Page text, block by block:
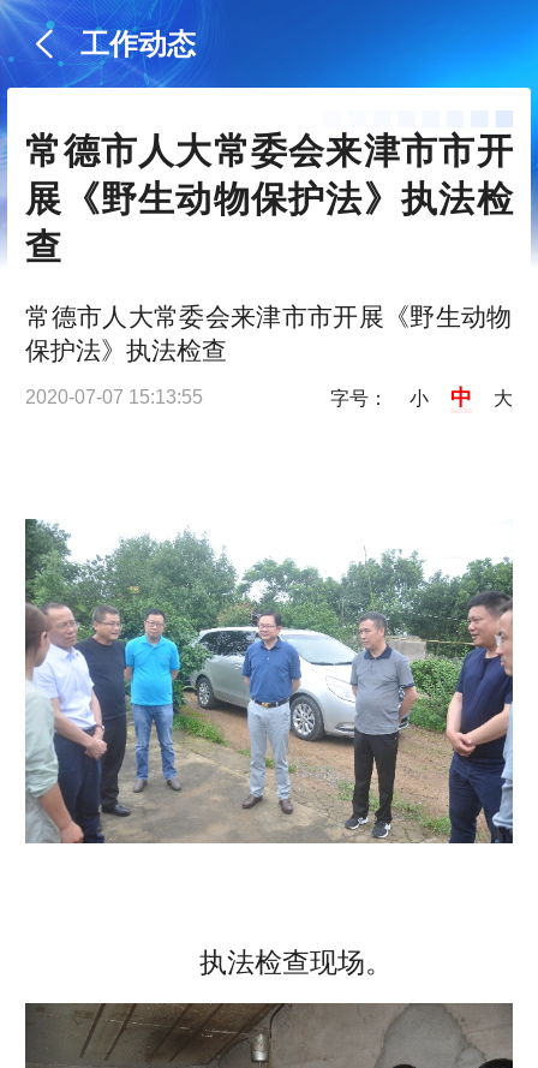
工作动态
常德市人大常委会来津市市开
展《野生动物保护法》执法检
查
常德市人大常委会来津市市开展《野生动物
保护法》执法检查
2020-07-07 15:13:55 字号： 小 中 大
执法检查现场。